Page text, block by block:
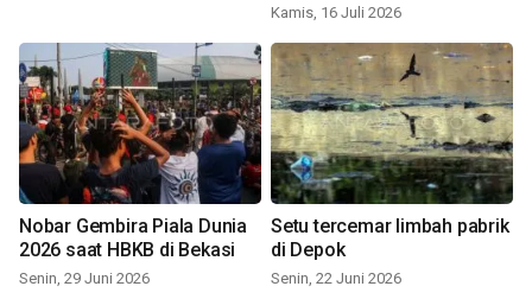
Kamis, 16 Juli 2026
Nobar Gembira Piala Dunia
2026 saat HBKB di Bekasi
Senin, 29 Juni 2026
Setu tercemar limbah pabrik
di Depok
Senin, 22 Juni 2026